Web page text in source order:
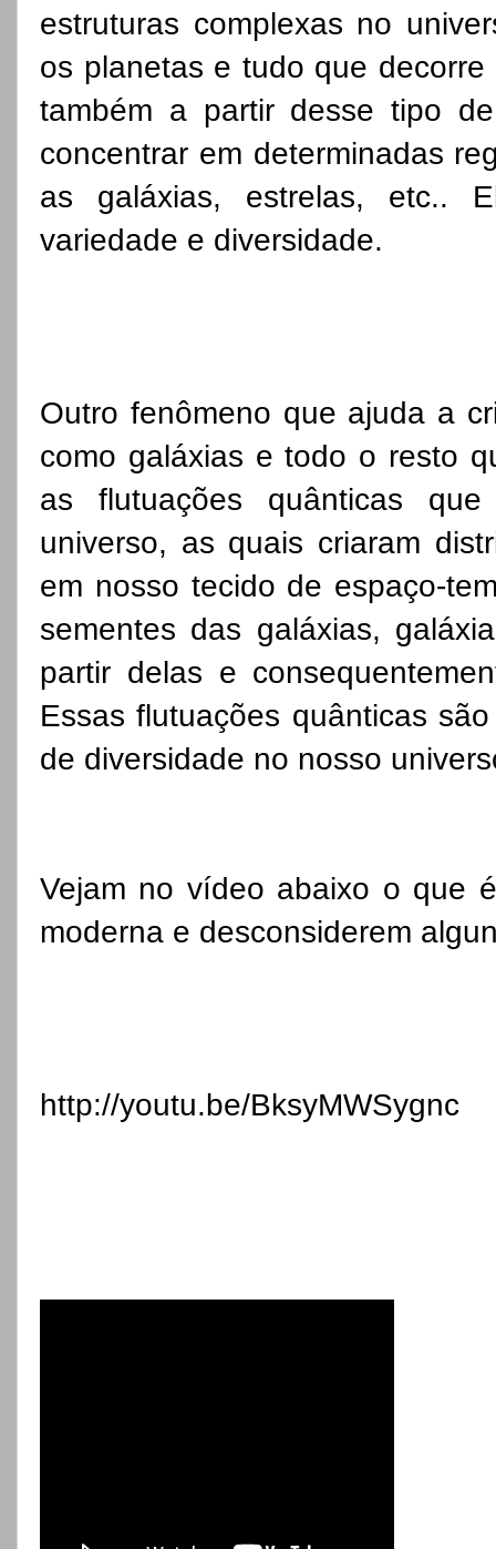
estruturas complexas no
os planetas e tudo que
também a partir desse tipo
concentrar em determinadas
as galáxias, estrelas, etc..
variedade e diversidade.
Outro fenômeno que ajuda a
como galáxias e todo o resto
as flutuações quânticas
universo, as quais criaram
em nosso tecido de espaço-
sementes das galáxias,
partir delas e
Essas flutuações quânticas
de diversidade no nosso
Vejam no vídeo abaixo o que
moderna e desconsiderem
http://youtu.be/BksyMWSygnc